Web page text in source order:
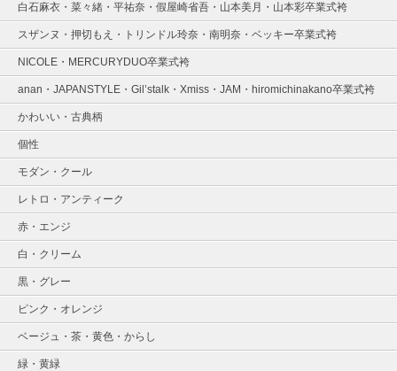
白石麻衣・菜々緒・平祐奈・假屋崎省吾・山本美月・山本彩卒業式袴
スザンヌ・押切もえ・トリンドル玲奈・南明奈・ベッキー卒業式袴
NICOLE・MERCURYDUO卒業式袴
anan・JAPANSTYLE・Gil’stalk・Xmiss・JAM・hiromichinakano卒業式袴
かわいい・古典柄
個性
モダン・クール
レトロ・アンティーク
赤・エンジ
白・クリーム
黒・グレー
ピンク・オレンジ
ベージュ・茶・黄色・からし
緑・黄緑